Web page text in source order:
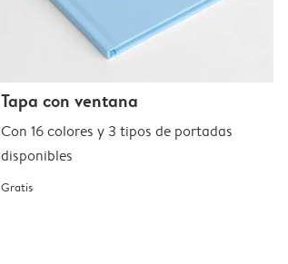
Tapa con ventana
Con 16 colores y 3 tipos de portadas
disponibles
Gratis